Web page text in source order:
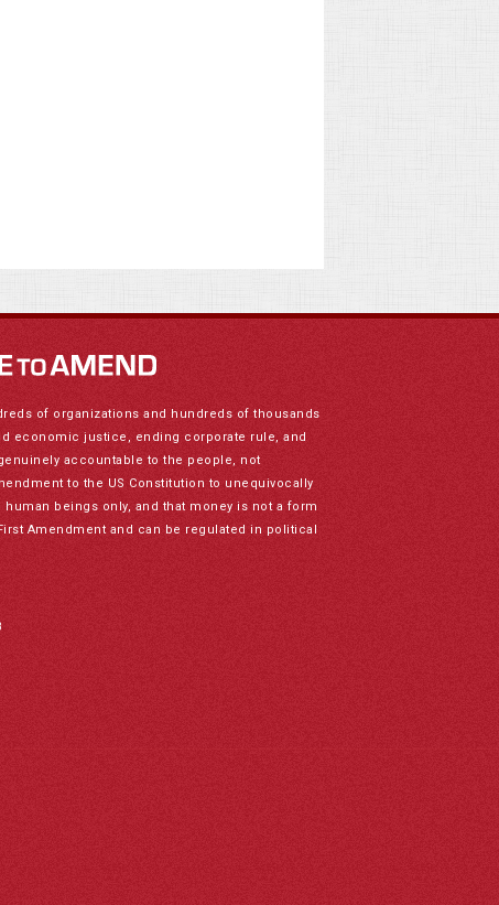
of organizations and hundreds of thousands
economic justice, ending corporate rule, and
accountable to the people, not
to the US Constitution to unequivocally
beings only, and that money is not a form
Amendment and can be regulated in political